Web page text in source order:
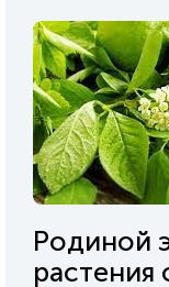
Родиной
растения